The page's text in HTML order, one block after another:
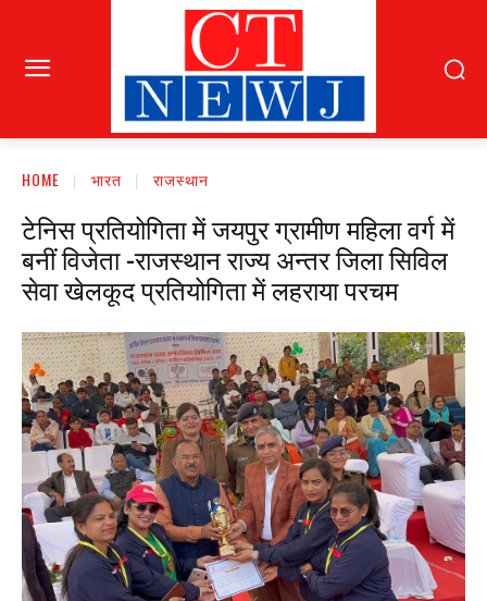
HOME भारत राजस्थान
टेनिस प्रतियोगिता में जयपुर ग्रामीण महिला वर्ग में
बनीं विजेता -राजस्थान राज्य अन्तर जिला सिविल
सेवा खेलकूद प्रतियोगिता में लहराया परचम